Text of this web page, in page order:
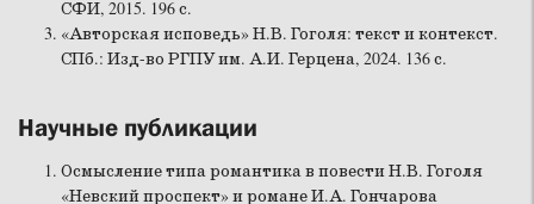
СФИ, 2015. 196 с.
«Авторская исповедь» Н.В. Гоголя: текст и контекст.
СПб.: Изд-во РГПУ им. А.И. Герцена, 2024. 136 с.
Научные публикации
Осмысление типа романтика в повести Н.В. Гоголя
«Невский проспект» и романе И.А. Гончарова